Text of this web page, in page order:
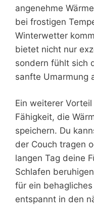
angenehme
bei frostigen
Winterwetter
bietet nicht nur
sondern fühlt sich
sanfte Umarmung
Ein weiterer
Fähigkeit, die
speichern. Du
der Couch tragen
langen Tag deine
Schlafen
für ein
entspannt in den